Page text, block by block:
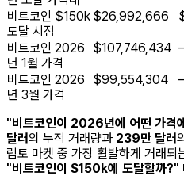
비트코인 $150k
도달 시점
$26,992,666
비트코인 2026
년 1월 가격
$107,746,434
비트코인 2026
년 3월 가격
$99,554,304
"비트코인이 2026년에 어떤 가격
달러의 누적 거래량과 239만 달러
립토 마켓 중 가장 활발하게 거래되
"비트코인이 $150k에 도달할까?"